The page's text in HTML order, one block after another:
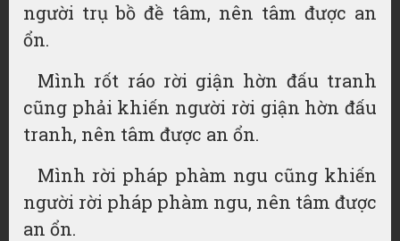
người trụ bồ đề tâm, nên tâm được an
ổn.
Mình rốt ráo rời giận hờn đấu tranh
cũng phải khiến người rời giận hờn đấu
tranh, nên tâm được an ổn.
Mình rời pháp phàm ngu cũng khiến
người rời pháp phàm ngu, nên tâm được
an ổn.